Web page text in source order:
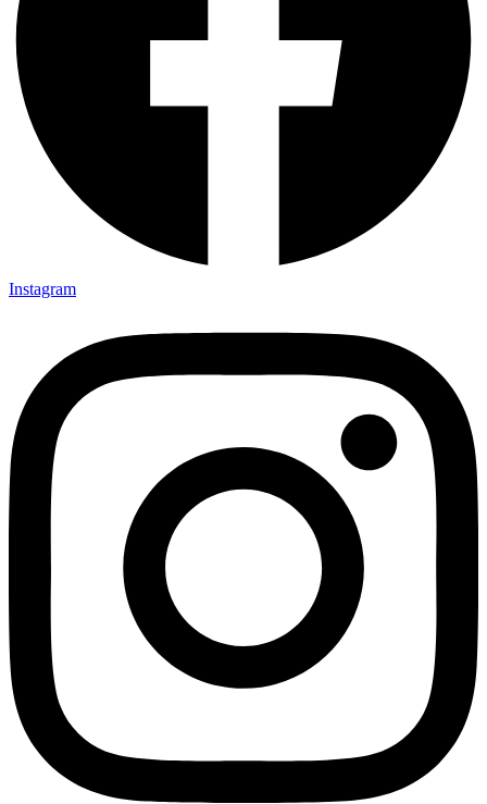
Instagram